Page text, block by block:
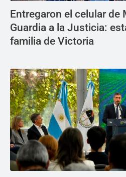
Entregaron el celular de
Guardia a la Justicia:
familia de Victoria